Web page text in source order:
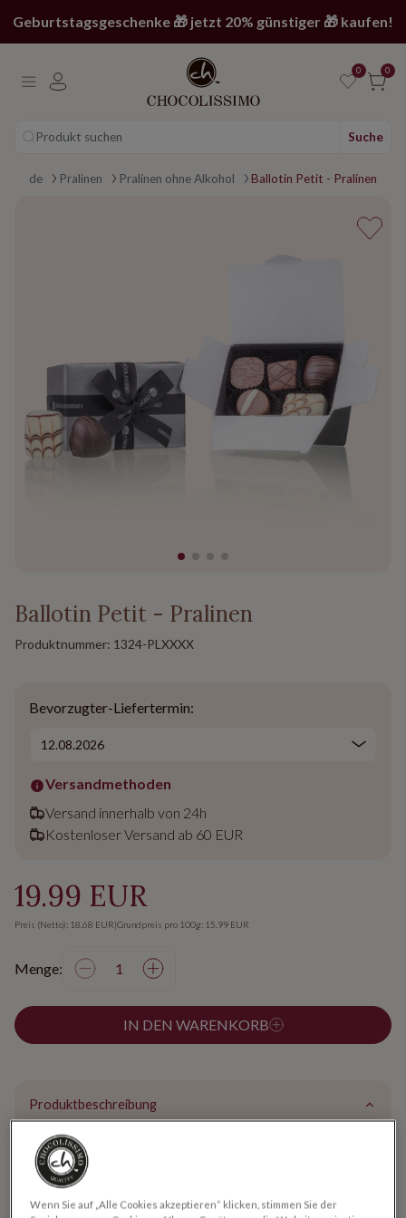
Geburtstagsgeschenke 🎁 jetzt 20% günstiger 🎁 kaufen!
0 0
Produkt suchen Suche
Pralinen Pralinen ohne Alkohol Ballotin Petit - Pralinen
Ballotin Petit - Pralinen
Produktnummer: 1324-PLXXXX
Bevorzugter-Liefertermin:
Versandmethoden
Versand innerhalb von 24h
Kostenloser Versand ab 60 EUR
19.99 EUR
Preis (Netto): 18.68 EUR|Grundpreis pro 100g: 15.99 EUR
Menge:
IN DEN WARENKORB
Produktbeschreibung
10 handgefertigte Pralinen
ohne Alkohol
Wenn Sie auf „Alle Cookies akzeptieren“ klicken, stimmen Sie der